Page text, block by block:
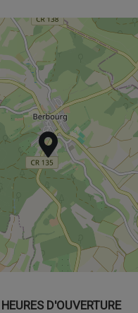
D'OUVERTURE